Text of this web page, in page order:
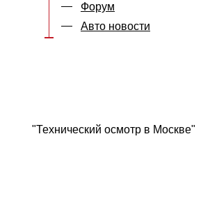
Форум
Авто новости
"Технический осмотр в Москве"